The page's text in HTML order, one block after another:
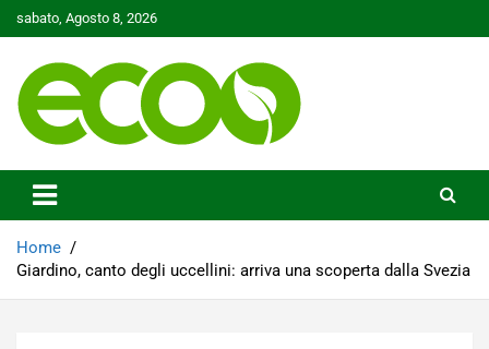
to
sabato, Agosto 8, 2026
Ecoo.it
Home
Giardino, canto degli uccellini: arriva una scoperta dalla Svezia